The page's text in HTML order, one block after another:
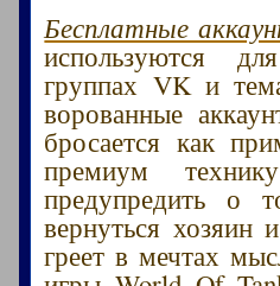
Бесплатные
используются
группах VK и
ворованные
бросается как
премиум
предупредить
вернуться хозяин
греет в мечтах